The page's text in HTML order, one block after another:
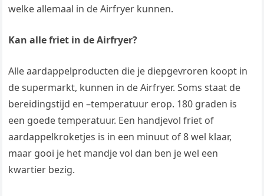
welke allemaal in de Airfryer kunnen.
Kan alle friet in de Airfryer?
Alle aardappelproducten die je diepgevroren koopt in
de supermarkt, kunnen in de Airfryer. Soms staat de
bereidingstijd en –temperatuur erop. 180 graden is
een goede temperatuur. Een handjevol friet of
aardappelkroketjes is in een minuut of 8 wel klaar,
maar gooi je het mandje vol dan ben je wel een
kwartier bezig.